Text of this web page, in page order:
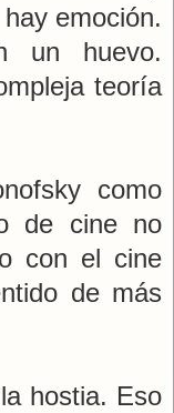
emoción.
un huevo.
teoría
como
de cine no
con el cine
de más
hostia. Eso